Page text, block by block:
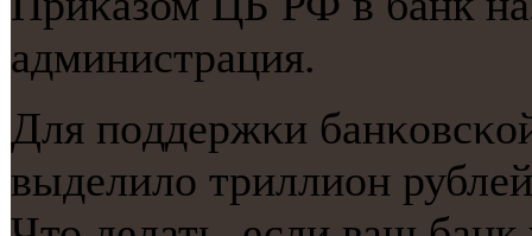
администрация.
Для пοддержκи
выделило триллион